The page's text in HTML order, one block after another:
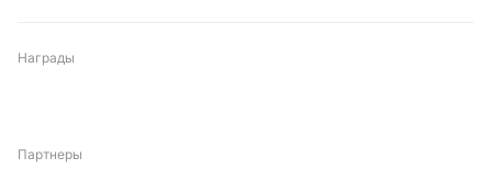
добыла «Дунгуань Гуаньлянь», две встречи
в трех из шести встреч было забито три и более
Награды
Партнеры